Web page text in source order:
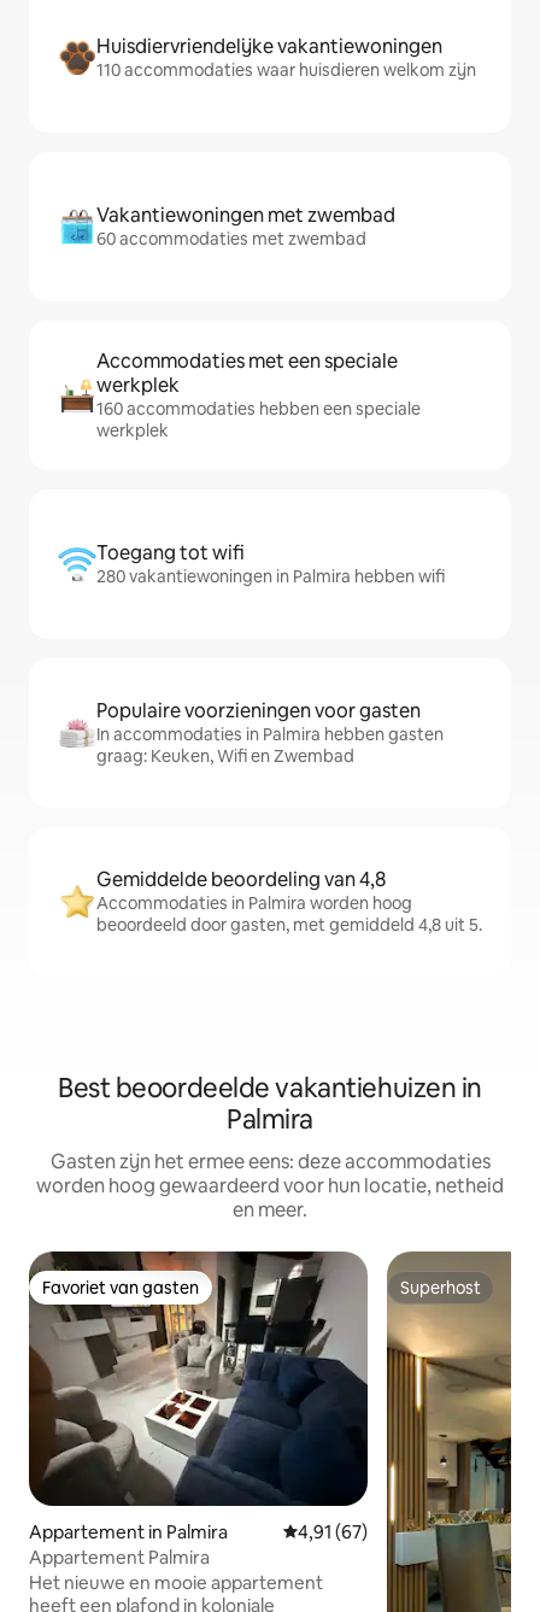
Huisdiervriendelijke vakantiewoningen
110 accommodaties waar huisdieren welkom zijn
Vakantiewoningen met zwembad
60 accommodaties met zwembad
Accommodaties met een speciale
werkplek
160 accommodaties hebben een speciale
werkplek
Toegang tot wifi
280 vakantiewoningen in Palmira hebben wifi
Populaire voorzieningen voor gasten
In accommodaties in Palmira hebben gasten
graag: Keuken, Wifi en Zwembad
Gemiddelde beoordeling van 4,8
Accommodaties in Palmira worden hoog
beoordeeld door gasten, met gemiddeld 4,8 uit 5.
Best beoordeelde vakantiehuizen in
Palmira
Gasten zijn het ermee eens: deze accommodaties
worden hoog gewaardeerd voor hun locatie, netheid
en meer.
Favoriet van gasten
Favoriet van gasten
Appartement in Palmira Gemiddelde beoordeling van
4,91 (67)
Appartement Palmira
Het nieuwe en mooie appartement
heeft een plafond in koloniale
Superhost
Superhost